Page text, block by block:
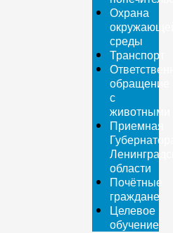
Охрана
среды
Транспорт
обращение
с
животными
Приемная
области
Почётные
граждане
Целевое
обучение